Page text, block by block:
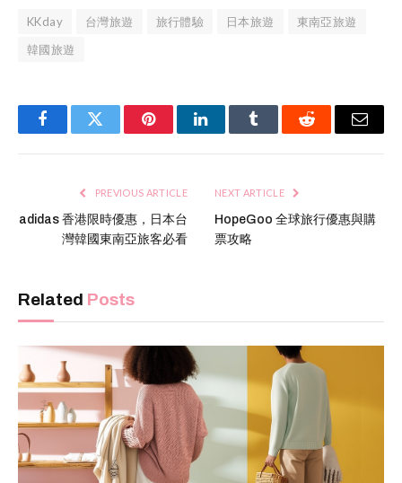
KKday 台灣旅遊 旅行體驗 日本旅遊
東南亞旅遊
韓國旅遊
FacebookTwitter PinterestLinkedInTumblr Reddit Email
PREVIOUS ARTICLE
adidas 香港限時優惠，日本台
灣韓國東南亞旅客必看
NEXT ARTICLE
HopeGoo 全球旅行優惠與購
票攻略
Related Posts